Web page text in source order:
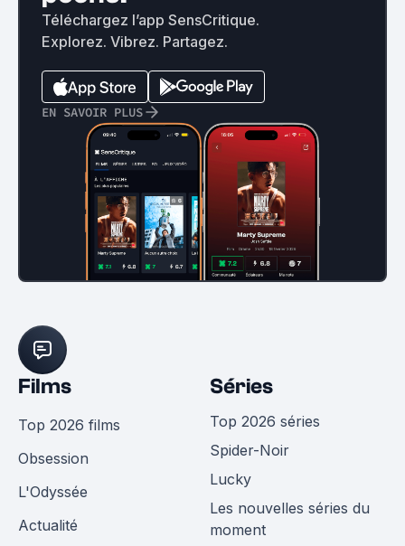
Téléchargez l’app SensCritique.
Explorez. Vibrez. Partagez.
EN SAVOIR PLUS
Films
Top 2026 films
Obsession
L'Odyssée
Actualité
Séries
Top 2026 séries
Spider-Noir
Lucky
Les nouvelles séries du
moment